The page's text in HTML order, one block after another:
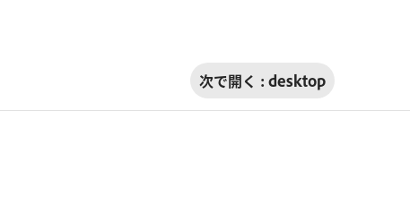
次で開く : desktop